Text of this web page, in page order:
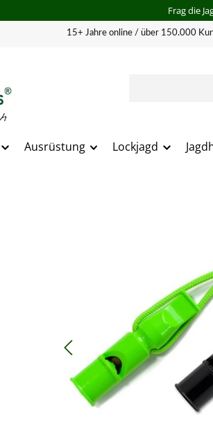
Frag die
15+ Jahre online / über 150.000
Ausrüstung Lockjagd